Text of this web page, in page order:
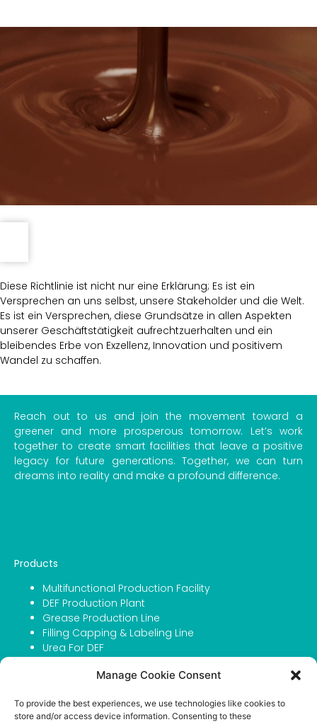
Manage Cookie Consent
To provide the best experiences, we use technologies like cookies to
store and/or access device information. Consenting to these
Diese Richtlinie ist nicht nur eine Erklärung; Es ist ein
Versprechen an uns selbst, unsere Stakeholder und die Welt.
Es ist ein Versprechen, diese Grundsätze in allen Aspekten
unserer Geschäftstätigkeit aufrechtzuerhalten und ein
bleibendes Erbe von Exzellenz, Innovation und positivem
Wandel zu schaffen.
Reach out to us and join the movement toward a
greener and more prosperous tomorrow. Let’s work
together to create smart facilities that leave a positive
legacy for future generations. Together, we can turn
dreams into reality and make a profound difference.
Products
Multifunctional Production Facility
DEF Production Plant
Grease Production Line
Filling Capping & Labeling Line
Urea For DEF
Company